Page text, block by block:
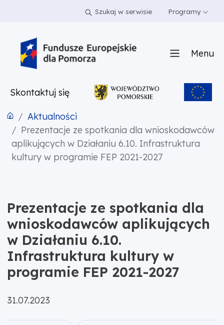
PRZEJDŹ DO TREŚCI Szukaj w serwisie Programy
Menu
Skontaktuj się
Aktualności
Prezentacje ze spotkania dla wnioskodawców
aplikujących w Działaniu 6.10. Infrastruktura
kultury w programie FEP 2021-2027
Prezentacje ze spotkania dla
wnioskodawców aplikujących
w Działaniu 6.10.
Infrastruktura kultury w
programie FEP 2021-2027
Opublikowano:
31.07.2023